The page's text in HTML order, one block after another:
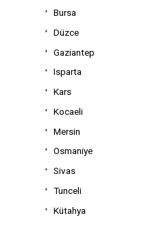
Bursa
Düzce
Gaziantep
Isparta
Kars
Kocaeli
Mersin
Osmaniye
Sivas
Tunceli
Kütahya